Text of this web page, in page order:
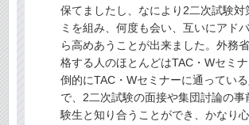
保てましたし、なにより2二次試験対
ミを組み、何度も会い、互いにアド
ら高めあうことが出来ました。外務
格する人のほとんどはTAC・Wセミ
倒的にTAC・Wセミナーに通ってい
で、2二次試験の面接や集団討論の事
験生と知り合うことができ、かなり